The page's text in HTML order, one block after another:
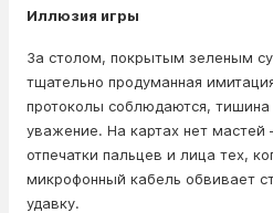
Иллюзия игры
За столом, покрытым зеленым
тщательно продуманная
протоколы соблюдаются,
уважение. На картах нет мастей
отпечатки пальцев и лица тех,
микрофонный кабель обвивает
удавку.